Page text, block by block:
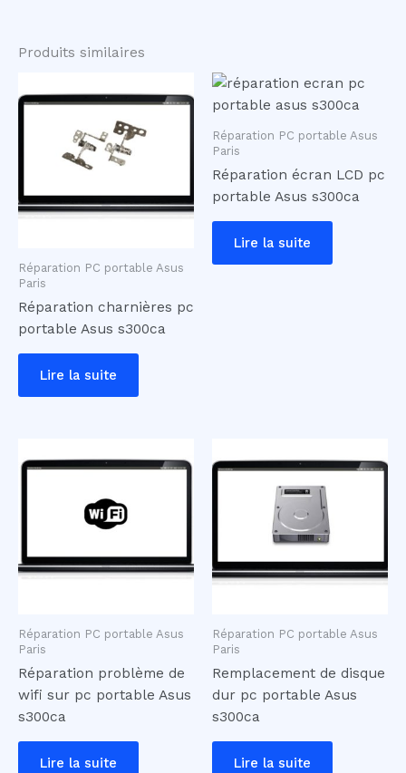
Produits similaires
Réparation PC portable Asus
Paris
Réparation charnières pc
portable Asus s300ca
Lire la suite
Réparation PC portable Asus
Paris
Réparation écran LCD pc
portable Asus s300ca
Lire la suite
Réparation PC portable Asus
Paris
Réparation problème de
wifi sur pc portable Asus
s300ca
Lire la suite
Réparation PC portable Asus
Paris
Remplacement de disque
dur pc portable Asus
s300ca
Lire la suite